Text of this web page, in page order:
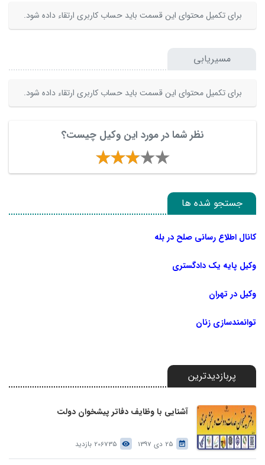
برای تکمیل محتوای این قسمت باید حساب کاربری ارتقاء داده شود.
مسیریابی
برای تکمیل محتوای این قسمت باید حساب کاربری ارتقاء داده شود.
نظر شما در مورد این وکیل چیست؟
جستجو شده ها
کانال اطلاع رسانی صلح در بله
وکیل پایه یک دادگستری
وکیل در تهران
توانمندسازی زنان
پربازدیدترین
آشنایی با وظایف دفاتر پیشخوان دولت
25 دی 1397 206735 بازدید